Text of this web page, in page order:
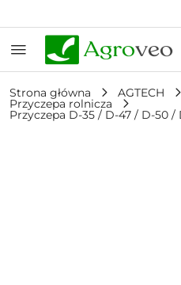
Strona główna AGTECH
Przyczepa rolnicza
Przyczepa D-35 / D-47 / D-50 /